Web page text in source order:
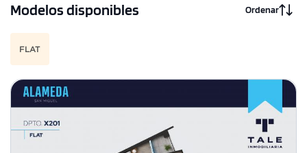
Modelos disponibles Ordenar
FLAT